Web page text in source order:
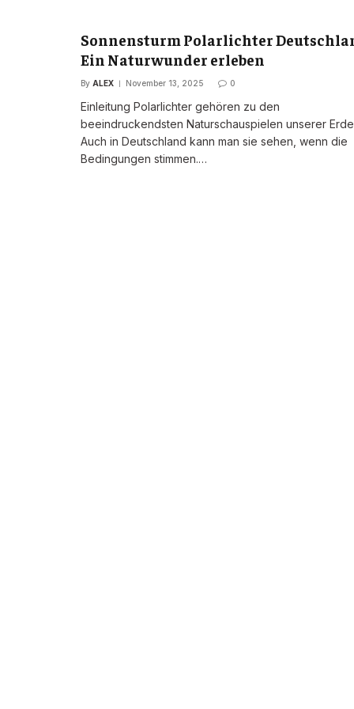
Sonnensturm Polarlichter
Ein Naturwunder erleben
By ALEX November 13, 2025 0
Einleitung Polarlichter gehören zu den
beeindruckendsten Naturschauspielen unserer
Auch in Deutschland kann man sie sehen, wenn die
Bedingungen stimmen.…